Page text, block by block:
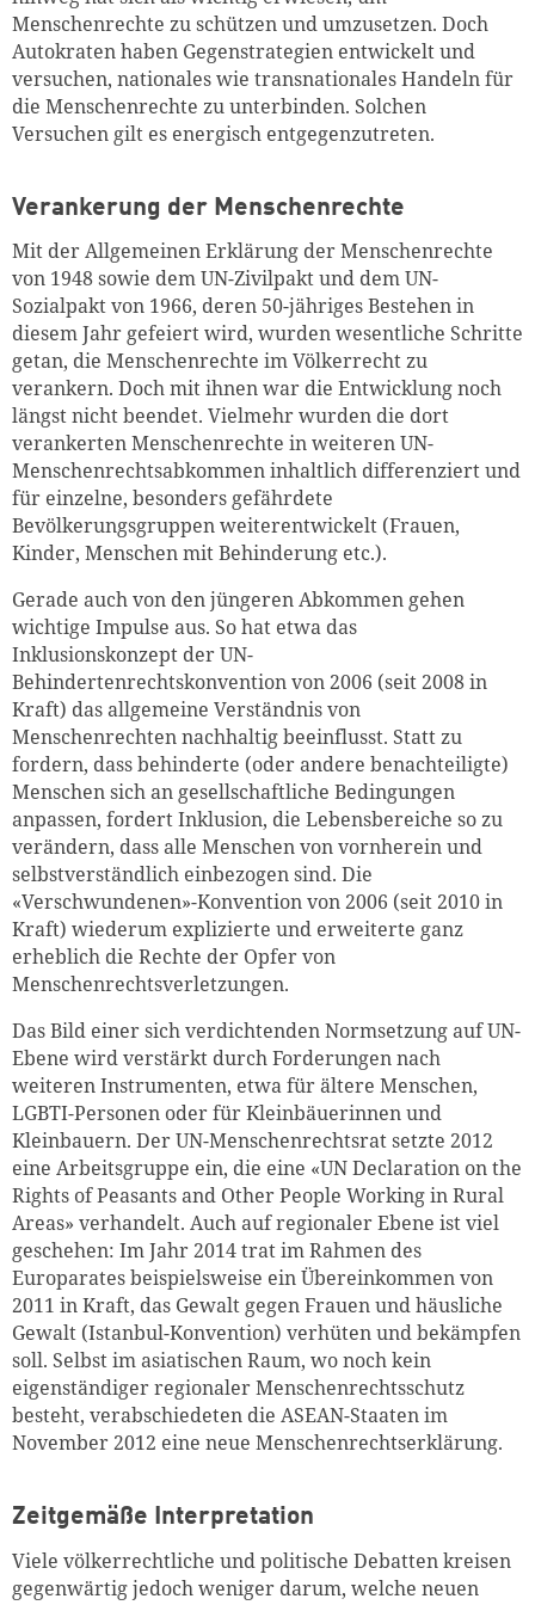
Menschenrechte zu schützen und umzusetzen. Doch
Autokraten haben Gegenstrategien entwickelt und
versuchen, nationales wie transnationales Handeln für
die Menschenrechte zu unterbinden. Solchen
Versuchen gilt es energisch entgegenzutreten.
Verankerung der Menschenrechte
Mit der Allgemeinen Erklärung der Menschenrechte
von 1948 sowie dem UN-Zivilpakt und dem UN-
Sozialpakt von 1966, deren 50-jähriges Bestehen in
diesem Jahr gefeiert wird, wurden wesentliche Schritte
getan, die Menschenrechte im Völkerrecht zu
verankern. Doch mit ihnen war die Entwicklung noch
längst nicht beendet. Vielmehr wurden die dort
verankerten Menschenrechte in weiteren UN-
Menschenrechtsabkommen inhaltlich differenziert und
für einzelne, besonders gefährdete
Bevölkerungsgruppen weiterentwickelt (Frauen,
Kinder, Menschen mit Behinderung etc.).
Gerade auch von den jüngeren Abkommen gehen
wichtige Impulse aus. So hat etwa das
Inklusionskonzept der UN-
Behindertenrechtskonvention von 2006 (seit 2008 in
Kraft) das allgemeine Verständnis von
Menschenrechten nachhaltig beeinflusst. Statt zu
fordern, dass behinderte (oder andere benachteiligte)
Menschen sich an gesellschaftliche Bedingungen
anpassen, fordert Inklusion, die Lebensbereiche so zu
verändern, dass alle Menschen von vornherein und
selbstverständlich einbezogen sind. Die
«Verschwundenen»-Konvention von 2006 (seit 2010 in
Kraft) wiederum explizierte und erweiterte ganz
erheblich die Rechte der Opfer von
Menschenrechtsverletzungen.
Das Bild einer sich verdichtenden Normsetzung auf UN-
Ebene wird verstärkt durch Forderungen nach
weiteren Instrumenten, etwa für ältere Menschen,
LGBTI-Personen oder für Kleinbäuerinnen und
Kleinbauern. Der UN-Menschenrechtsrat setzte 2012
eine Arbeitsgruppe ein, die eine «UN Declaration on the
Rights of Peasants and Other People Working in Rural
Areas» verhandelt. Auch auf regionaler Ebene ist viel
geschehen: Im Jahr 2014 trat im Rahmen des
Europarates beispielsweise ein Übereinkommen von
2011 in Kraft, das Gewalt gegen Frauen und häusliche
Gewalt (Istanbul-Konvention) verhüten und bekämpfen
soll. Selbst im asiatischen Raum, wo noch kein
eigenständiger regionaler Menschenrechtsschutz
besteht, verabschiedeten die ASEAN-Staaten im
November 2012 eine neue Menschenrechtserklärung.
Zeitgemäße Interpretation
Viele völkerrechtliche und politische Debatten kreisen
gegenwärtig jedoch weniger darum, welche neuen